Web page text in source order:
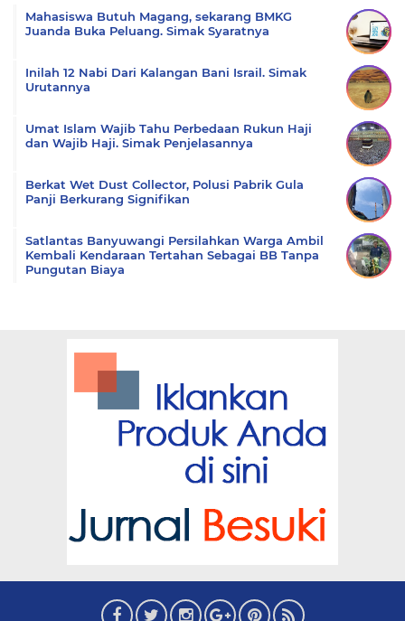
Mahasiswa Butuh Magang, sekarang BMKG
Juanda Buka Peluang. Simak Syaratnya
Inilah 12 Nabi Dari Kalangan Bani Israil. Simak
Urutannya
Umat Islam Wajib Tahu Perbedaan Rukun Haji
dan Wajib Haji. Simak Penjelasannya
Berkat Wet Dust Collector, Polusi Pabrik Gula
Panji Berkurang Signifikan
Satlantas Banyuwangi Persilahkan Warga Ambil
Kembali Kendaraan Tertahan Sebagai BB Tanpa
Pungutan Biaya